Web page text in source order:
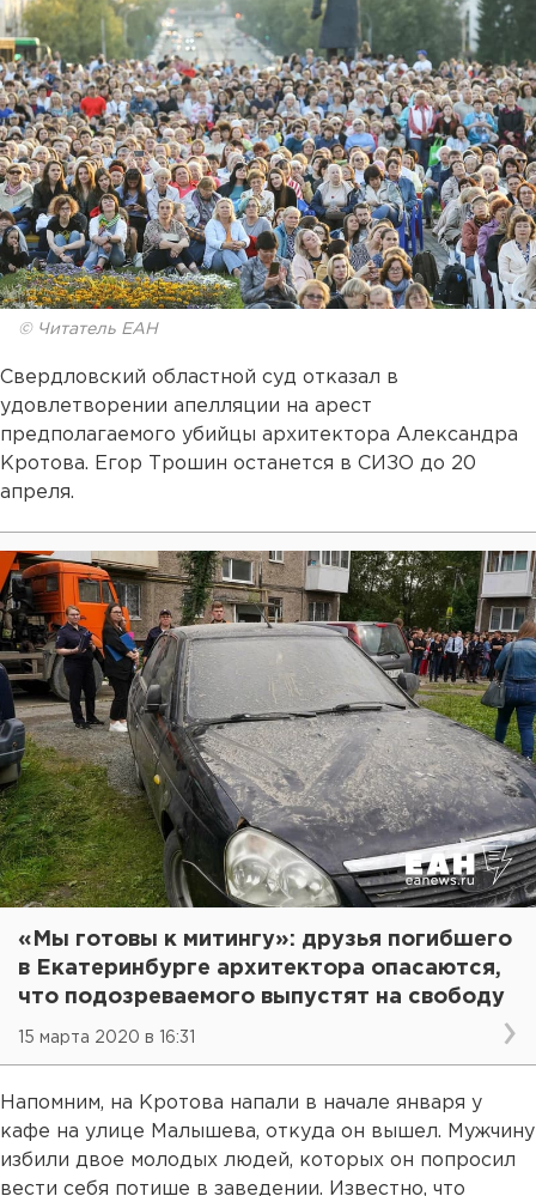
© Читатель ЕАН
Свердловский областной суд отказал в
удовлетворении апелляции на арест
предполагаемого убийцы архитектора Александра
Кротова. Егор Трошин останется в СИЗО до 20
апреля.
«Мы готовы к митингу»: друзья погибшего
в Екатеринбурге архитектора опасаются,
что подозреваемого выпустят на свободу
15 марта 2020 в 16:31
Напомним, на Кротова напали в начале января у
кафе на улице Малышева, откуда он вышел. Мужчину
избили двое молодых людей, которых он попросил
вести себя потише в заведении. Известно, что